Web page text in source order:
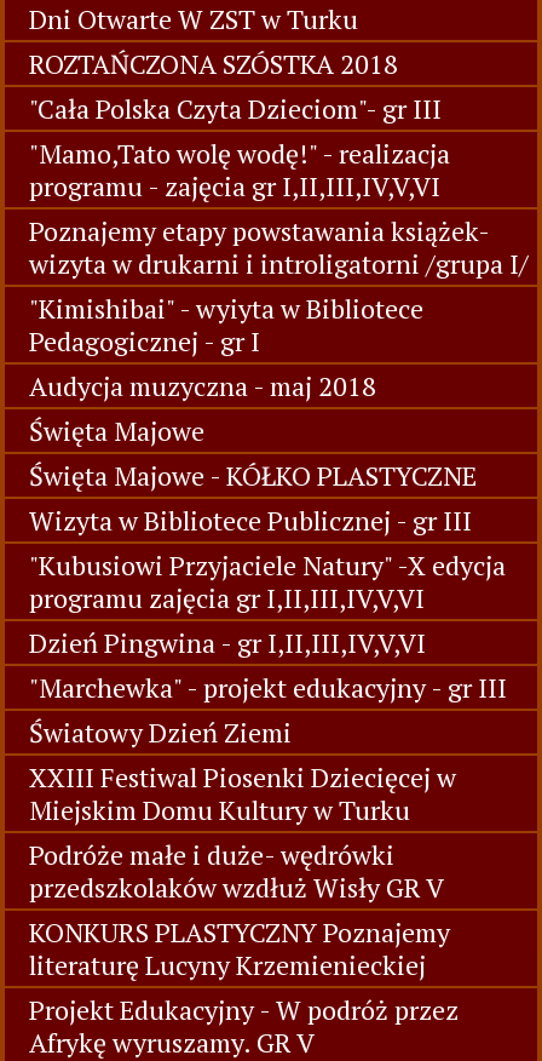
Dni Otwarte W ZST w Turku
ROZTAŃCZONA SZÓSTKA 2018
"Cała Polska Czyta Dzieciom"- gr III
"Mamo,Tato wolę wodę!" - realizacja
programu - zajęcia gr I,II,III,IV,V,VI
Poznajemy etapy powstawania książek-
wizyta w drukarni i introligatorni /grupa I/
"Kimishibai" - wyiyta w Bibliotece
Pedagogicznej - gr I
Audycja muzyczna - maj 2018
Święta Majowe
Święta Majowe - KÓŁKO PLASTYCZNE
Wizyta w Bibliotece Publicznej - gr III
"Kubusiowi Przyjaciele Natury" -X edycja
programu zajęcia gr I,II,III,IV,V,VI
Dzień Pingwina - gr I,II,III,IV,V,VI
"Marchewka" - projekt edukacyjny - gr III
Światowy Dzień Ziemi
XXIII Festiwal Piosenki Dziecięcej w
Miejskim Domu Kultury w Turku
Podróże małe i duże- wędrówki
przedszkolaków wzdłuż Wisły GR V
KONKURS PLASTYCZNY Poznajemy
literaturę Lucyny Krzemienieckiej
Projekt Edukacyjny - W podróż przez
Afrykę wyruszamy. GR V